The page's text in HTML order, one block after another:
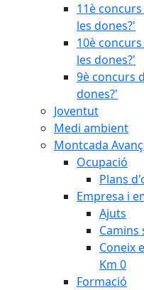
11è
les dones?'
10è
les dones?'
9è concurs
dones?'
Joventut
Medi ambient
Montcada
Ocupació
Plans
Empresa i
Ajuts
Camins
Coneix
Km 0
Formació